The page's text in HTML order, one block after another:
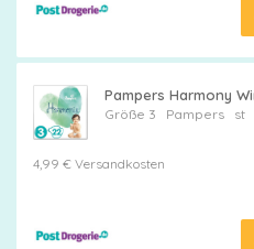
Pampers Harmony
Größe 3 Pampersst
4,99 € Versandkosten